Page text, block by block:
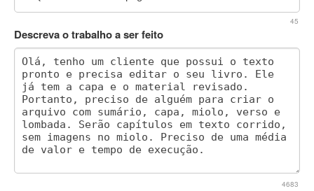
45
Descreva o trabalho a ser feito
4683